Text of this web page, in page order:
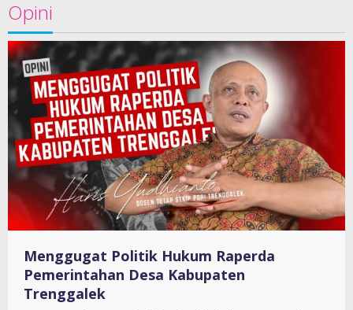
Opini
Menggugat Politik Hukum Raperda
Pemerintahan Desa Kabupaten
Trenggalek